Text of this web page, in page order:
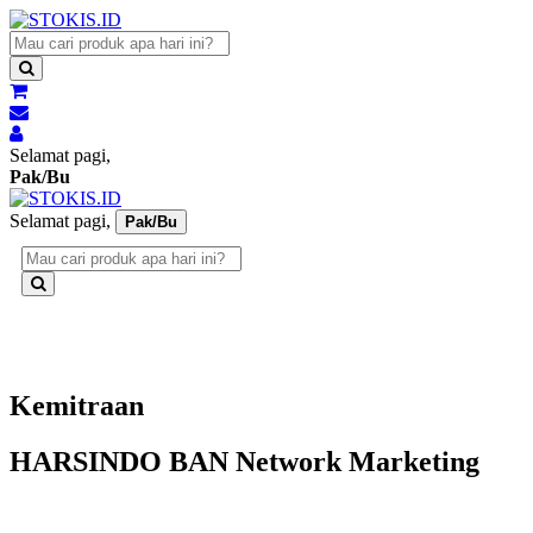
Selamat pagi,
Pak/Bu
Selamat pagi,
Pak/Bu
Kemitraan
HARSINDO BAN Network Marketing